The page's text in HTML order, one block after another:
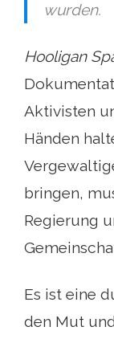
wurden.
Hooligan
Aktivisten
Händen
bringen,
Regierung
Es ist eine
den Mut